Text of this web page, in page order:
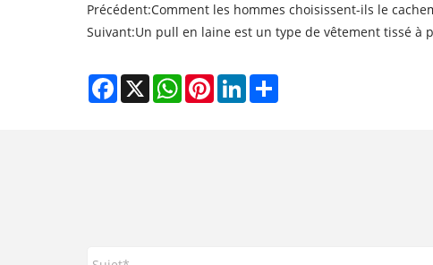
Précédent:Comment les hommes choisissent-ils le
Suivant:Un pull en laine est un type de vêtement tissé
Facebook
X WhatsAppPinterestLinkedIn